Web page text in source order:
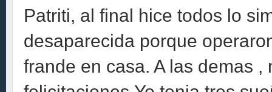
Patriti, al final hice todos lo
desaparecida porque
frande en casa. A las demas